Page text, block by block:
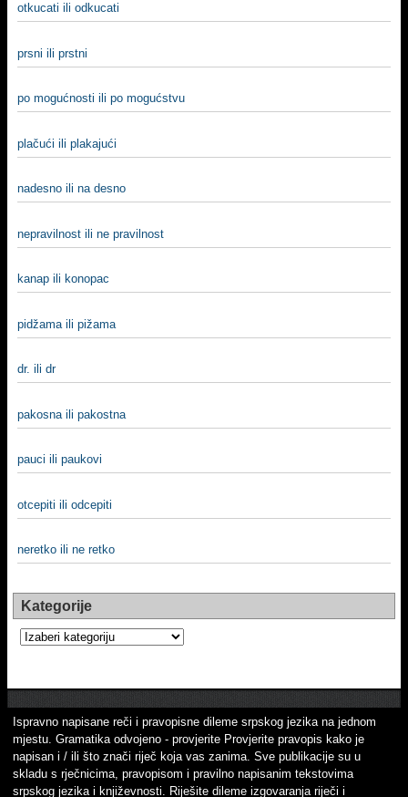
otkucati ili odkucati
prsni ili prstni
po mogućnosti ili po mogućstvu
plačući ili plakajući
nadesno ili na desno
nepravilnost ili ne pravilnost
kanap ili konopac
pidžama ili pižama
dr. ili dr
pakosna ili pakostna
pauci ili paukovi
otcepiti ili odcepiti
neretko ili ne retko
Kategorije
Kategorije
Ispravno napisane reči i pravopisne dileme srpskog jezika na jednom
mjestu. Gramatika odvojeno - provjerite Provjerite pravopis kako je
napisan i / ili što znači riječ koja vas zanima. Sve publikacije su u
skladu s rječnicima, pravopisom i pravilno napisanim tekstovima
srpskog jezika i književnosti. Riješite dileme izgovaranja riječi i